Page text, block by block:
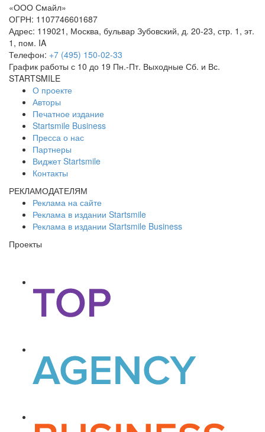
«ООО Смайл»
ОГРН: 1107746601687
Адрес: 119021, Москва, бульвар Зубовский, д. 20-23, стр. 1, эт.
1, пом. IA
Телефон: +7 (495) 150-02-33
График работы с 10 до 19 Пн.-Пт. Выходные Сб. и Вс.
STARTSMILE
О проекте
Авторы
Печатное издание
Startsmile Business
Пресса о нас
Партнеры
Виджет Startsmile
Контакты
РЕКЛАМОДАТЕЛЯМ
Реклама на сайте
Реклама в издании Startsmile
Реклама в издании Startsmile Business
Проекты